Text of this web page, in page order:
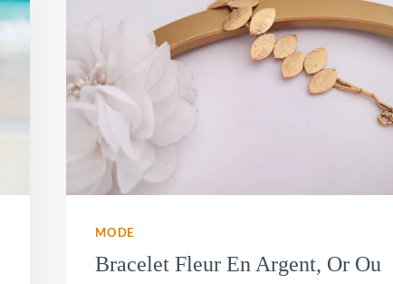
MODE
Bracelet Fleur En Argent, Or Ou